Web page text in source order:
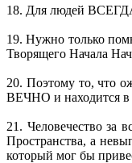
18. Для людей
19. Нужно только
Творящего Начала
20. Поэтому то, что
ВЕЧНО и находится
21. Человечество за
Пространства, а
который мог бы